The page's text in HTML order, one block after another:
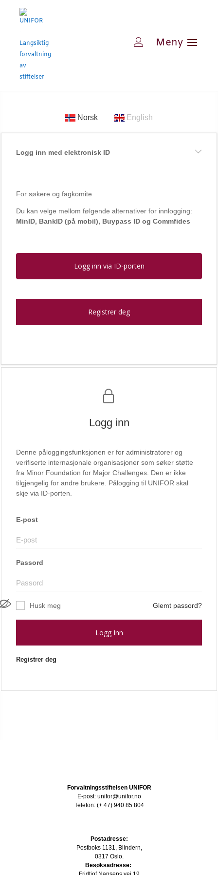
Norsk English
Logg inn med elektronisk ID
For søkere og fagkomite
Du kan velge mellom følgende alternativer for innlogging:
MinID, BankID (på mobil), Buypass ID og Commfides
Logg inn via ID-porten
Registrer deg
Logg inn
Denne påloggingsfunksjonen er for administratorer og
verifiserte internasjonale organisasjoner som søker støtte
fra Minor Foundation for Major Challenges. Den er ikke
tilgjengelig for andre brukere. Pålogging til UNIFOR skal
skje via ID-porten.
E-post
Passord
Husk meg Glemt passord?
Logg Inn
Registrer deg
Forvaltningsstiftelsen UNIFOR
E-post: unifor@unifor.no
Telefon: (+ 47) 940 85 804
Postadresse:
Postboks 1131, Blindern,
0317 Oslo.
Besøksadresse: